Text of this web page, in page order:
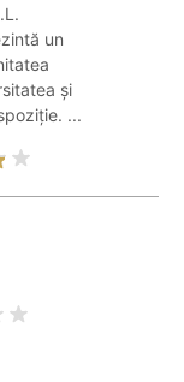
un
și
...